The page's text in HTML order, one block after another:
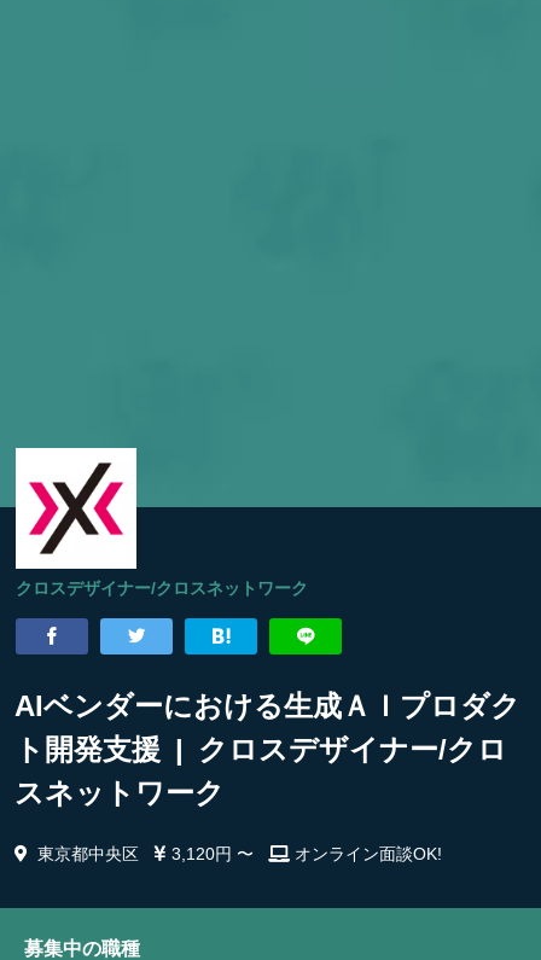
クロスデザイナー/クロスネットワーク
AIベンダーにおける生成ＡＩプロダク
ト開発支援 | クロスデザイナー/クロ
スネットワーク
東京都中央区 3,120円 〜 オンライン面談OK!
募集中の職種